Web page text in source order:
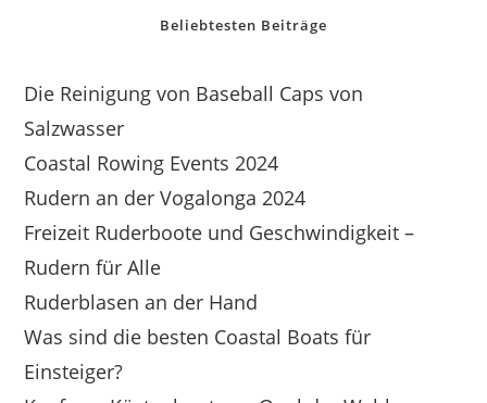
Beliebtesten Beiträge
Die Reinigung von Baseball Caps von
Salzwasser
Coastal Rowing Events 2024
Rudern an der Vogalonga 2024
Freizeit Ruderboote und Geschwindigkeit –
Rudern für Alle
Ruderblasen an der Hand
Was sind die besten Coastal Boats für
Einsteiger?